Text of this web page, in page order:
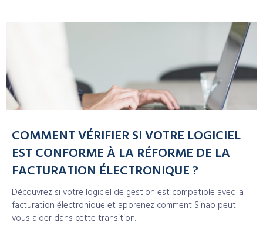
COMMENT VÉRIFIER SI VOTRE LOGICIEL
EST CONFORME À LA RÉFORME DE LA
FACTURATION ÉLECTRONIQUE ?
Découvrez si votre logiciel de gestion est compatible avec la
facturation électronique et apprenez comment Sinao peut
vous aider dans cette transition.